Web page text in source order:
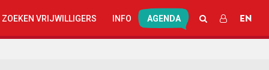
ZOEKENINLOGGEN
EN
VRIJWILLIGERS INFO AGENDA